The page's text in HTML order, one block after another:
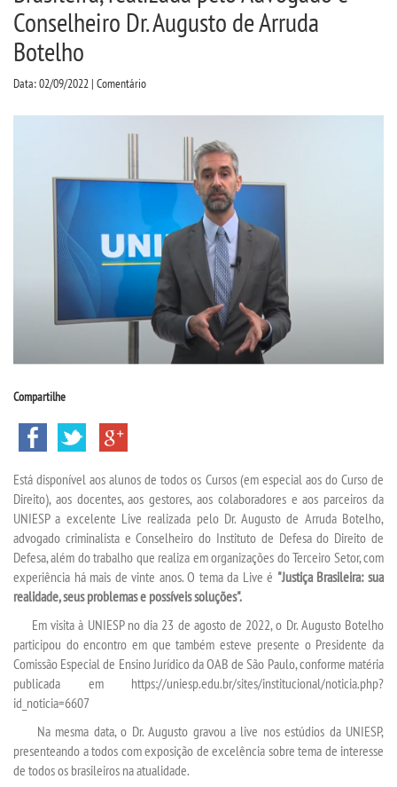
CPSA
PROUNI
LICENCIATURAS
TECNOLÓGICOS
TRANSFERÊNCIA
SEGUNDA GRADUAÇÃO
MATRÍCULA
EDITAL
PUBLICAÇÕES
DESTAQUES
UNIESP NEWS
REPOSITÓRIO
Conselheiro Dr. Augusto de Arruda
Botelho
Data: 02/09/2022 | Comentário
Compartilhe
Está disponível aos alunos de todos os Cursos (em especial aos do Curso de
Direito), aos docentes, aos gestores, aos colaboradores e aos parceiros da
UNIESP a excelente Live realizada pelo Dr. Augusto de Arruda Botelho,
advogado criminalista e Conselheiro do Instituto de Defesa do Direito de
Defesa, além do trabalho que realiza em organizações do Terceiro Setor, com
experiência há mais de vinte anos. O tema da Live é "Justiça Brasileira: sua
realidade, seus problemas e possíveis soluções".
Em visita à UNIESP no dia 23 de agosto de 2022, o Dr. Augusto Botelho
participou do encontro em que também esteve presente o Presidente da
Comissão Especial de Ensino Jurídico da OAB de São Paulo, conforme matéria
publicada em https://uniesp.edu.br/sites/institucional/noticia.php?
id_noticia=6607
Na mesma data, o Dr. Augusto gravou a live nos estúdios da UNIESP,
presenteando a todos com exposição de excelência sobre tema de interesse
de todos os brasileiros na atualidade.